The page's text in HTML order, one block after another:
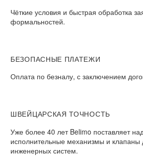
Чёткие условия и быстрая обработка
формальностей.​
БЕЗОПАСНЫЕ ПЛАТЕЖИ​
Оплата по безналу, с заключением
ШВЕЙЦАРСКАЯ ТОЧНОСТЬ
Уже более 40 лет Belimo поставляет
исполнительные механизмы и клапаны
инженерных систем.